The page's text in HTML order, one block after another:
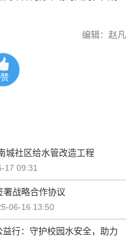
编辑：赵凡
赞
城社区给水管改造工程
17 09:31
署战略合作协议
06-16 13:50
益行：守护校园水安全，助力